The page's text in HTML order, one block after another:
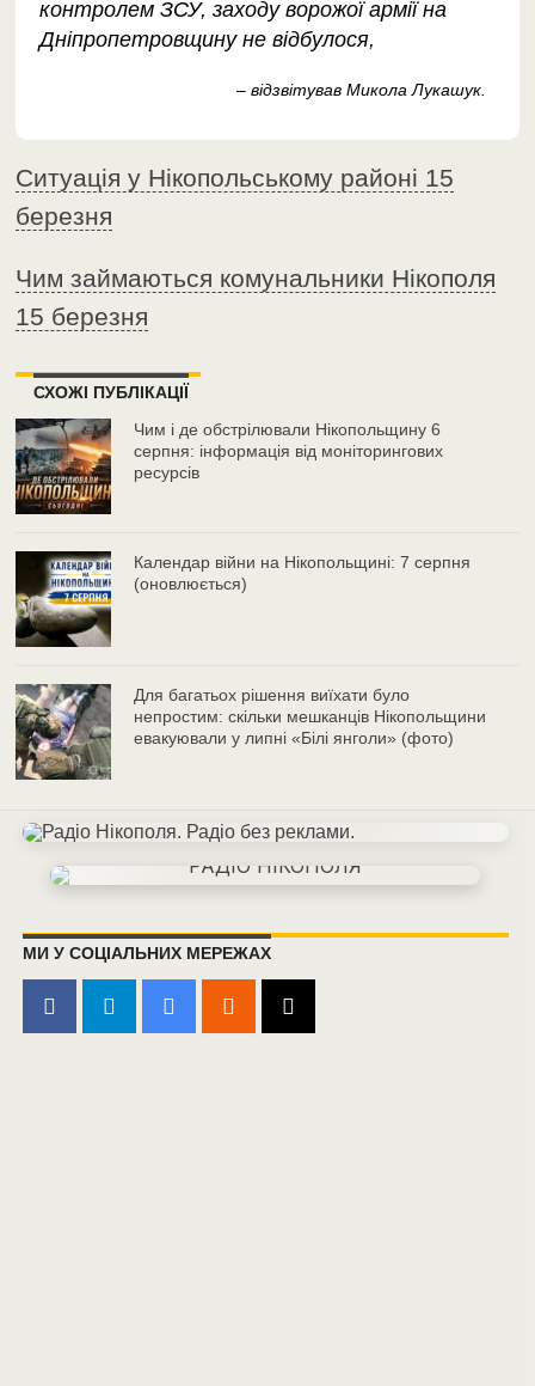
контролем ЗСУ, заходу ворожої армії на
Дніпропетровщину не відбулося,
– відзвітував Микола Лукашук.
Ситуація у Нікопольському районі 15
березня
Чим займаються комунальники Нікополя
15 березня
СХОЖІ ПУБЛІКАЦІЇ
Чим і де обстрілювали Нікопольщину 6
серпня: інформація від моніторингових
ресурсів
Календар війни на Нікопольщині: 7 серпня
(оновлюється)
Для багатьох рішення виїхати було
непростим: скільки мешканців Нікопольщини
евакуювали у липні «Білі янголи» (фото)
МИ У СОЦІАЛЬНИХ МЕРЕЖАХ